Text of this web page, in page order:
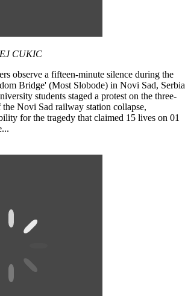
CUKIC
observe a fifteen-minute silence during the
Bridge' (Most Slobode) in Novi Sad,
students staged a protest on the three-
Novi Sad railway station collapse,
for the tragedy that claimed 15 lives on 01